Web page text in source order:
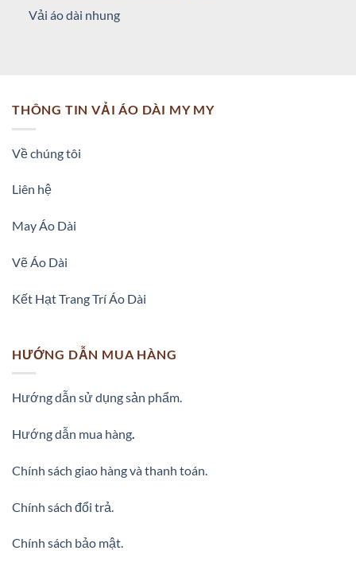
Vải áo dài nhung
THÔNG TIN VẢI ÁO DÀI MY MY
Về chúng tôi
Liên hệ
May Áo Dài
Vẽ Áo Dài
Kết Hạt Trang Trí Áo Dài
HƯỚNG DẪN MUA HÀNG
Hướng dẫn sử dụng sản phẩm.
Hướng dẫn mua hàng.
Chính sách giao hàng và thanh toán.
Chính sách đổi trả.
Chính sách bảo mật.